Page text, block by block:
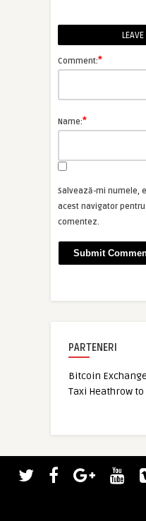
Comment:*
Name:*
Salvează-mi numele,
acest navigator
comentez.
PARTENERI
Bitcoin Exchange
Taxi Heathrow